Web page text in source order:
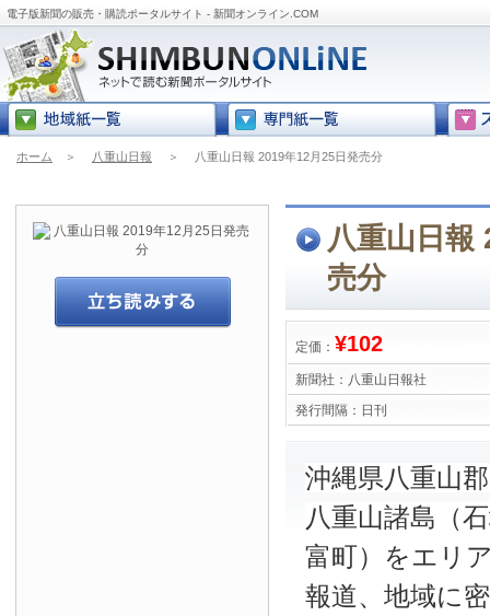
電子版新聞の販売・購読ポータルサイト - 新聞オンライン.COM
ホーム ＞ 八重山日報 ＞ 八重山日報 2019年12月25日発売分
八重山日報
売分
定価： ¥102
新聞社： 八重山日報社
発行間隔： 日刊
沖縄県八重山
八重山諸島（
富町）をエリ
報道、地域に